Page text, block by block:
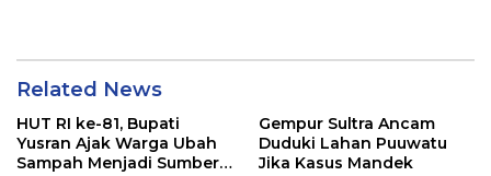
Related News
HUT RI ke-81, Bupati
Yusran Ajak Warga Ubah
Sampah Menjadi Sumber
Gempur Sultra Ancam
Duduki Lahan Puuwatu
Jika Kasus Mandek